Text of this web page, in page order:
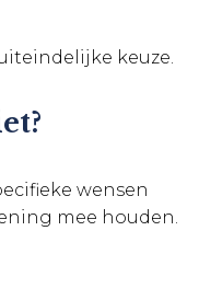
keuze.
wensen
mee houden.